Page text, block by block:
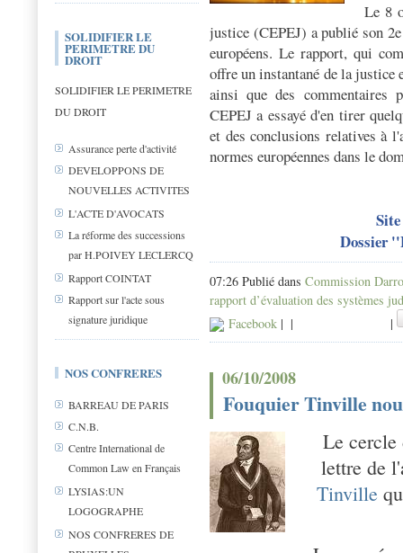
SOLIDIFIER LE
PERIMETRE DU
DROIT
SOLIDIFIER LE PERIMETRE
DU DROIT
Assurance perte d'activité
DEVELOPPONS DE
NOUVELLES ACTIVITES
L'ACTE D'AVOCATS
La réforme des successions
par H.POIVEY LECLERCQ
Rapport COINTAT
Rapport sur l'acte sous
signature juridique
NOS CONFRERES
BARREAU DE PARIS
C.N.B.
Centre International de
Common Law en Français
LYSIAS:UN
LOGOGRAPHE
NOS CONFRERES DE
Le 8
justice (CEPEJ) a publié son
européens. Le rapport, qui
offre un instantané de la justice
ainsi que des commentaires
CEPEJ a essayé d'en tirer
et des conclusions relatives à
normes européennes dans le
Dossier
07:26 Publié dans Commission
rapport d’évaluation des systèmes
Facebook | | |
06/10/2008
Fouquier Tinville
Le cercle
lettre de
Tinville